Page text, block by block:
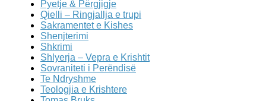
Pyetje & Përgjigje
Qielli – Ringjallja e trupi
Sakramentet e Kishes
Shenjterimi
Shkrimi
Shlyerja – Vepra e Krishtit
Sovraniteti i Perëndisë
Te Ndryshme
Teologjia e Krishtere